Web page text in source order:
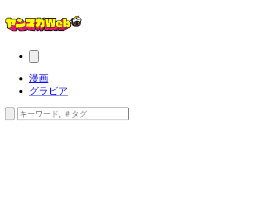
漫画
グラビア